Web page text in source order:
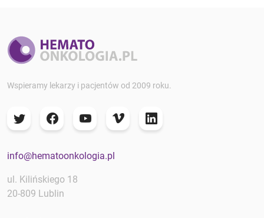
Wspieramy lekarzy i pacjentów od 2009 roku.
info@hematoonkologia.pl
ul. Kilińskiego 18
20-809 Lublin